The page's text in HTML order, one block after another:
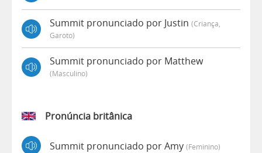
Summit pronunciado por Justin (criança,
Garoto)
Summit pronunciado por Matthew
(masculino)
Pronúncia britânica
Summit pronunciado por Amy (feminino)